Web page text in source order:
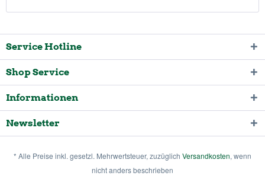
Service Hotline
Shop Service
Informationen
Newsletter
* Alle Preise inkl. gesetzl. Mehrwertsteuer, zuzüglich Versandkosten, wenn
nicht anders beschrieben